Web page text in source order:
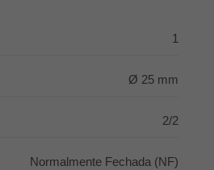
1
Ø 25 mm
2/2
Normalmente Fechada (NF)